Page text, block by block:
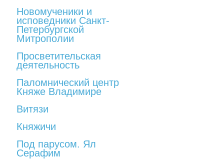
Новомученики и
исповедники Санкт-
Петербургской
Митрополии
Просветительская
деятельность
Паломнический центр
Княже Владимире
Витязи
Княжичи
Под парусом. Ял
Серафим